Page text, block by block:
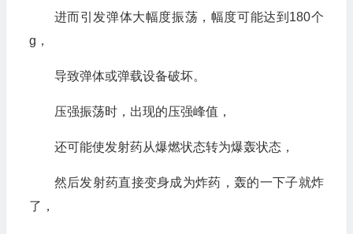
进而引发弹体大幅度振荡，幅度可能达到180个
g，
导致弹体或弹载设备破坏。
压强振荡时，出现的压强峰值，
还可能使发射药从爆燃状态转为爆轰状态，
然后发射药直接变身成为炸药，轰的一下子就炸
了，